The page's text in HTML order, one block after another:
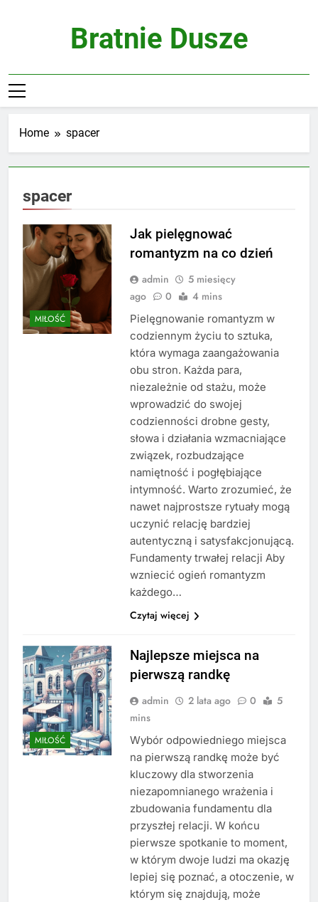
Bratnie Dusze
Home spacer
spacer
MIŁOŚĆ
Jak pielęgnować
romantyzm na co dzień
admin
5 miesięcy
ago
0 4 mins
Pielęgnowanie romantyzm w
codziennym życiu to sztuka,
która wymaga zaangażowania
obu stron. Każda para,
niezależnie od stażu, może
wprowadzić do swojej
codzienności drobne gesty,
słowa i działania wzmacniające
związek, rozbudzające
namiętność i pogłębiające
intymność. Warto zrozumieć, że
nawet najprostsze rytuały mogą
uczynić relację bardziej
autentyczną i satysfakcjonującą.
Fundamenty trwałej relacji Aby
wzniecić ogień romantyzm
każdego…
Czytaj więcej
MIŁOŚĆ
Najlepsze miejsca na
pierwszą randkę
admin 2 lata ago 0
5
mins
Wybór odpowiedniego miejsca
na pierwszą randkę może być
kluczowy dla stworzenia
niezapomnianego wrażenia i
zbudowania fundamentu dla
przyszłej relacji. W końcu
pierwsze spotkanie to moment,
w którym dwoje ludzi ma okazję
lepiej się poznać, a otoczenie, w
którym się znajdują, może